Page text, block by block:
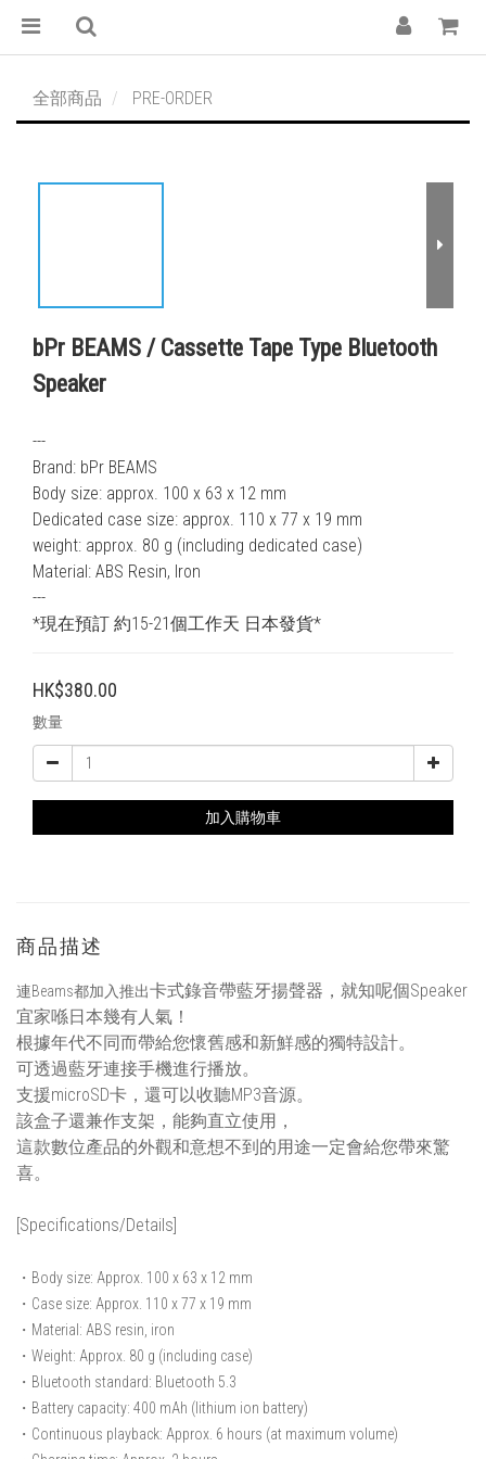
全部商品 PRE-ORDER
bPr BEAMS / Cassette Tape Type Bluetooth
Speaker
---
Brand: bPr BEAMS
Body size: approx. 100 x 63 x 12 mm
Dedicated case size: approx. 110 x 77 x 19 mm
weight: approx. 80 g (including dedicated case)
Material: ABS Resin, Iron
---
*現在預訂 約15-21個工作天 日本發貨*
HK$380.00
數量
加入購物車
商品描述
連Beams都加入推出卡式錄音帶藍牙揚聲器，就知呢個Speaker
宜家喺日本幾有人氣！
根據年代不同而帶給您懷舊感和新鮮感的獨特設計。
可透過藍牙連接手機進行播放。
支援microSD卡，還可以收聽MP3音源。
該盒子還兼作支架，能夠直立使用，
這款數位產品的外觀和意想不到的用途一定會給您帶來驚
喜。
[Specifications/Details]
・Body size: Approx. 100 x 63 x 12 mm
・Case size: Approx. 110 x 77 x 19 mm
・Material: ABS resin, iron
・Weight: Approx. 80 g (including case)
・Bluetooth standard: Bluetooth 5.3
・Battery capacity: 400 mAh (lithium ion battery)
・Continuous playback: Approx. 6 hours (at maximum volume)